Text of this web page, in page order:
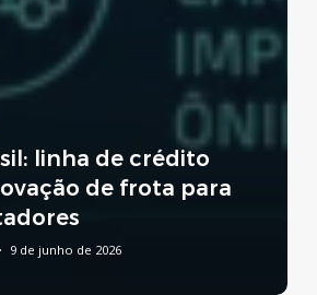
linha de crédito
de frota para
9 de junho de 2026